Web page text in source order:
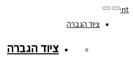
Skip to content
077-208-0290
מעקב הזמנות
ציוד הגברה
ציוד הגברה